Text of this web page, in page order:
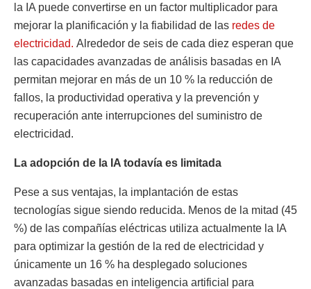
la IA puede convertirse en un factor multiplicador para
mejorar la planificación y la fiabilidad de las redes de
electricidad. Alrededor de seis de cada diez esperan que
las capacidades avanzadas de análisis basadas en IA
permitan mejorar en más de un 10 % la reducción de
fallos, la productividad operativa y la prevención y
recuperación ante interrupciones del suministro de
electricidad.
La adopción de la IA todavía es limitada
Pese a sus ventajas, la implantación de estas
tecnologías sigue siendo reducida. Menos de la mitad (45
%) de las compañías eléctricas utiliza actualmente la IA
para optimizar la gestión de la red de electricidad y
únicamente un 16 % ha desplegado soluciones
avanzadas basadas en inteligencia artificial para